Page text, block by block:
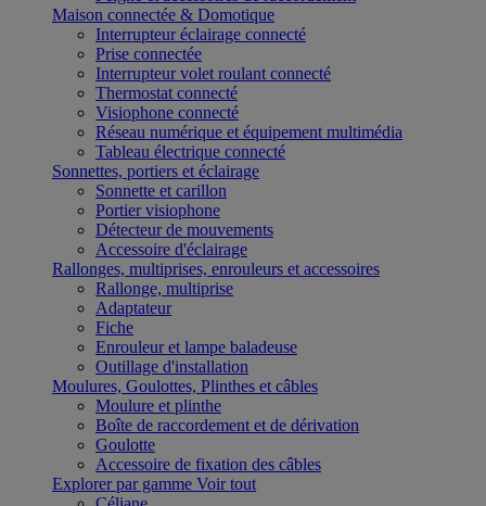
Maison connectée & Domotique
Interrupteur éclairage connecté
Prise connectée
Interrupteur volet roulant connecté
Thermostat connecté
Visiophone connecté
Réseau numérique et équipement multimédia
Tableau électrique connecté
Sonnettes, portiers et éclairage
Sonnette et carillon
Portier visiophone
Détecteur de mouvements
Accessoire d'éclairage
Rallonges, multiprises, enrouleurs et accessoires
Rallonge, multiprise
Adaptateur
Fiche
Enrouleur et lampe baladeuse
Outillage d'installation
Moulures, Goulottes, Plinthes et câbles
Moulure et plinthe
Boîte de raccordement et de dérivation
Goulotte
Accessoire de fixation des câbles
Explorer par gamme Voir tout